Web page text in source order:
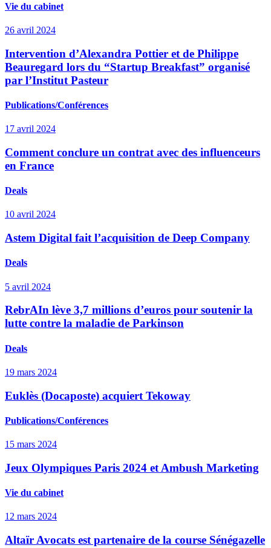
Vie du cabinet
26 avril 2024
Intervention d’Alexandra Pottier et de Philippe
Beauregard lors du “Startup Breakfast” organisé
par l’Institut Pasteur
Publications/Conférences
17 avril 2024
Comment conclure un contrat avec des influenceurs
en France
Deals
10 avril 2024
Astem Digital fait l’acquisition de Deep Company
Deals
5 avril 2024
RebrAIn lève 3,7 millions d’euros pour soutenir la
lutte contre la maladie de Parkinson
Deals
19 mars 2024
Euklès (Docaposte) acquiert Tekoway
Publications/Conférences
15 mars 2024
Jeux Olympiques Paris 2024 et Ambush Marketing
Vie du cabinet
12 mars 2024
Altaïr Avocats est partenaire de la course Sénégazelle